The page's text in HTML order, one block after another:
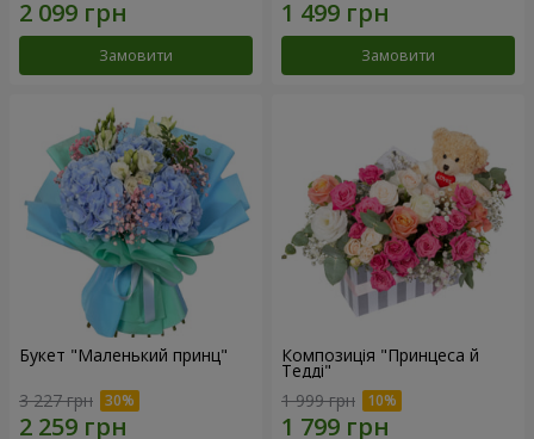
Замовити Замовити
Букет "Маленький принц"
3 227 грн
Композиція "Принцеса й
Тедді"
1 999 грн